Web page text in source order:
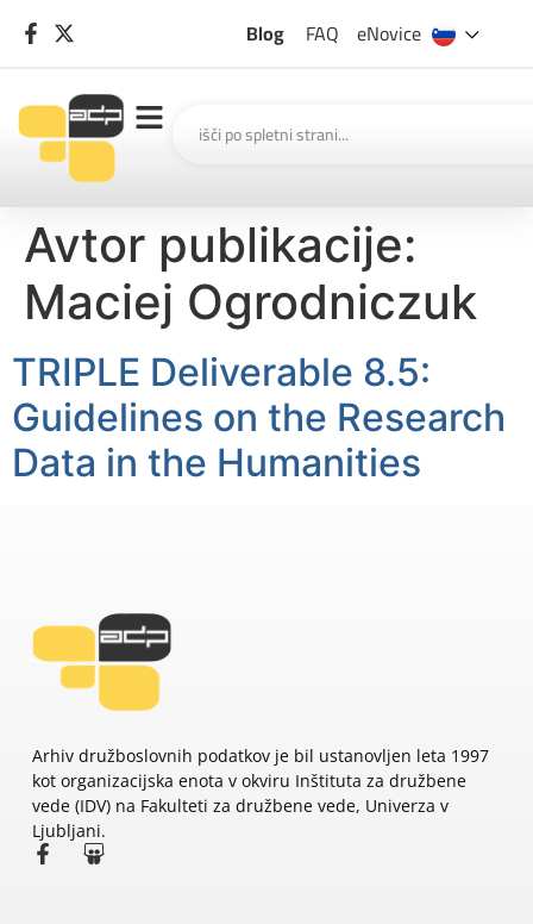
Blog FAQ eNovice
Avtor publikacije:
Maciej Ogrodniczuk
TRIPLE Deliverable 8.5:
Guidelines on the Research
Data in the Humanities
Arhiv družboslovnih podatkov je bil ustanovljen leta 1997
kot organizacijska enota v okviru Inštituta za družbene
vede (IDV) na Fakulteti za družbene vede, Univerza v
Ljubljani.